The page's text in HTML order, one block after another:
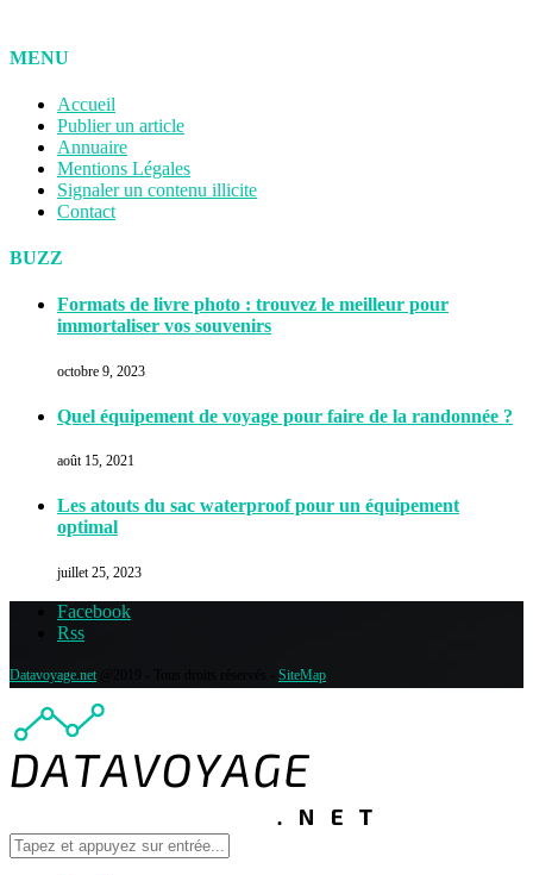
MENU
Accueil
Publier un article
Annuaire
Mentions Légales
Signaler un contenu illicite
Contact
BUZZ
Formats de livre photo : trouvez le meilleur pour
immortaliser vos souvenirs
octobre 9, 2023
Quel équipement de voyage pour faire de la randonnée ?
août 15, 2021
Les atouts du sac waterproof pour un équipement
optimal
juillet 25, 2023
Facebook
Rss
Datavoyage.net SiteMap